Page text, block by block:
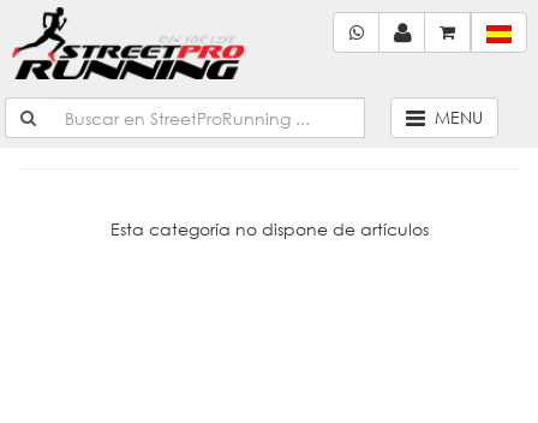
MENU
Esta categoría no dispone de artículos